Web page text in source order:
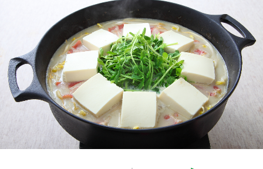
酢 調味酢
お酢ドリンク ぽん酢
みりん風・料理酒 鍋用調味料
キャンペーン情報
ブランド・スペシャルサイト
ブランド・スペシャルサイト トップ
商品ブランドサイト
Fibee（ファイビー）
企業情報
国内事業概要